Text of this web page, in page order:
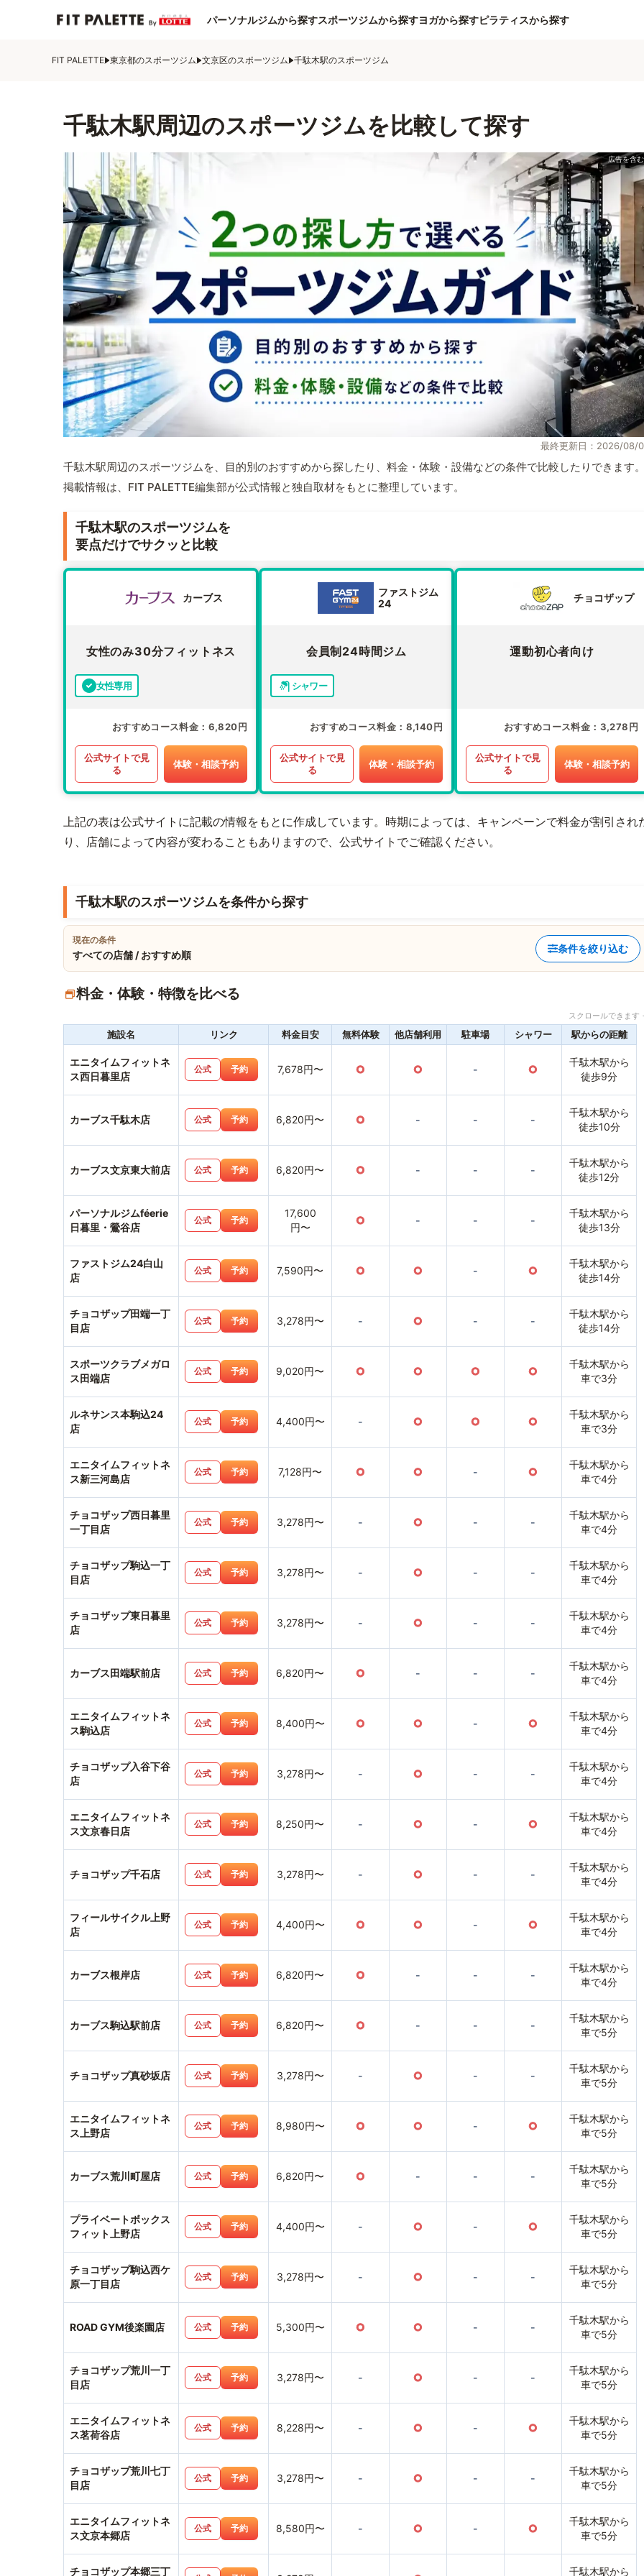
パーソナルジムから探すスポーツジムから探すヨガから探すピラティスから探す
FIT PALETTE 東京都のスポーツジム 文京区のスポーツジム 千駄木駅のスポーツジム
千駄木駅周辺のスポーツジムを比較して探す
最終更新日：2026/08/
千駄木駅周辺のスポーツジムを、目的別のおすすめから探したり、料金・体験・設備などの条件で比較したりできます
掲載情報は、FIT PALETTE編集部が公式情報と独自取材をもとに整理しています。
千駄木駅のスポーツジムを
要点だけでサクッと比較
カーブス
女性のみ30分フィットネス
女性専用
おすすめコース料金 6,820円
公式サイトで見
る
体験・相談予約
ファストジム
24
会員制24時間ジム
シャワー
おすすめコース料金 8,140円
公式サイトで見
る
体験・相談予約
チョコザップ
運動初心者向け
おすすめコース料金 3,278円
公式サイトで見
る
体験・相談予約
上記の表は公式サイトに記載の情報をもとに作成しています。時期によっては、キャンペーンで料金が割引され
り、店舗によって内容が変わることもありますので、公式サイトでご確認ください。
千駄木駅のスポーツジムを条件から探す
現在の条件
すべての店舗 / おすすめ順
条件を絞り込む
料金・体験・特徴を比べる
スクロールできま
施設名 リンク 料金目安 無料体験 他店舗利用 駐車場 シャワー 駅からの距離
エニタイムフィットネ
ス西日暮里店
公式 予約 7,678円〜 ○ ○ - ○
千駄木駅から
徒歩9分
カーブス千駄木店 公式 予約 6,820円〜 ○ - - -
千駄木駅から
徒歩10分
カーブス文京東大前店 公式 予約 6,820円〜 ○ - - -
千駄木駅から
徒歩12分
パーソナルジムféerie
日暮里・鶯谷店
公式 予約
17,600
円〜
○ - - -
千駄木駅から
徒歩13分
ファストジム24白山
店
公式 予約 7,590円〜 ○ ○ - ○
千駄木駅から
徒歩14分
チョコザップ田端一丁
目店
公式 予約 3,278円〜 - ○ - -
千駄木駅から
徒歩14分
スポーツクラブメガロ
ス田端店
公式 予約 9,020円〜 ○ ○ ○ ○
千駄木駅から
車で3分
ルネサンス本駒込24
店
公式 予約 4,400円〜 - ○ ○ ○
千駄木駅から
車で3分
エニタイムフィットネ
ス新三河島店
公式 予約 7,128円〜 ○ ○ - ○
千駄木駅から
車で4分
チョコザップ西日暮里
一丁目店
公式 予約 3,278円〜 - ○ - -
千駄木駅から
車で4分
チョコザップ駒込一丁
目店
公式 予約 3,278円〜 - ○ - -
千駄木駅から
車で4分
チョコザップ東日暮里
店
公式 予約 3,278円〜 - ○ - -
千駄木駅から
車で4分
カーブス田端駅前店 公式 予約 6,820円〜 ○ - - -
千駄木駅から
車で4分
エニタイムフィットネ
ス駒込店
公式 予約 8,400円〜 ○ ○ - ○
千駄木駅から
車で4分
チョコザップ入谷下谷
店
公式 予約 3,278円〜 - ○ - -
千駄木駅から
車で4分
エニタイムフィットネ
ス文京春日店
公式 予約 8,250円〜 - ○ - ○
千駄木駅から
車で4分
チョコザップ千石店 公式 予約 3,278円〜 - ○ - -
千駄木駅から
車で4分
フィールサイクル上野
店
公式 予約 4,400円〜 ○ ○ - ○
千駄木駅から
車で4分
カーブス根岸店 公式 予約 6,820円〜 ○ - - -
千駄木駅から
車で4分
カーブス駒込駅前店 公式 予約 6,820円〜 ○ - - -
千駄木駅から
車で5分
チョコザップ真砂坂店 公式 予約 3,278円〜 - ○ - -
千駄木駅から
車で5分
エニタイムフィットネ
ス上野店
公式 予約 8,980円〜 ○ ○ - ○
千駄木駅から
車で5分
カーブス荒川町屋店 公式 予約 6,820円〜 ○ - - -
千駄木駅から
車で5分
プライベートボックス
フィット上野店
公式 予約 4,400円〜 - ○ - ○
千駄木駅から
車で5分
チョコザップ駒込西ケ
原一丁目店
公式 予約 3,278円〜 - ○ - -
千駄木駅から
車で5分
ROAD GYM後楽園店 公式 予約 5,300円〜 ○ ○ - -
千駄木駅から
車で5分
チョコザップ荒川一丁
目店
公式 予約 3,278円〜 - ○ - -
千駄木駅から
車で5分
エニタイムフィットネ
ス茗荷谷店
公式 予約 8,228円〜 - ○ - ○
千駄木駅から
車で5分
チョコザップ荒川七丁
目店
公式 予約 3,278円〜 - ○ - -
千駄木駅から
車で5分
エニタイムフィットネ
ス文京本郷店
公式 予約 8,580円〜 - ○ - ○
千駄木駅から
車で5分
チョコザップ本郷三丁 千駄木駅から